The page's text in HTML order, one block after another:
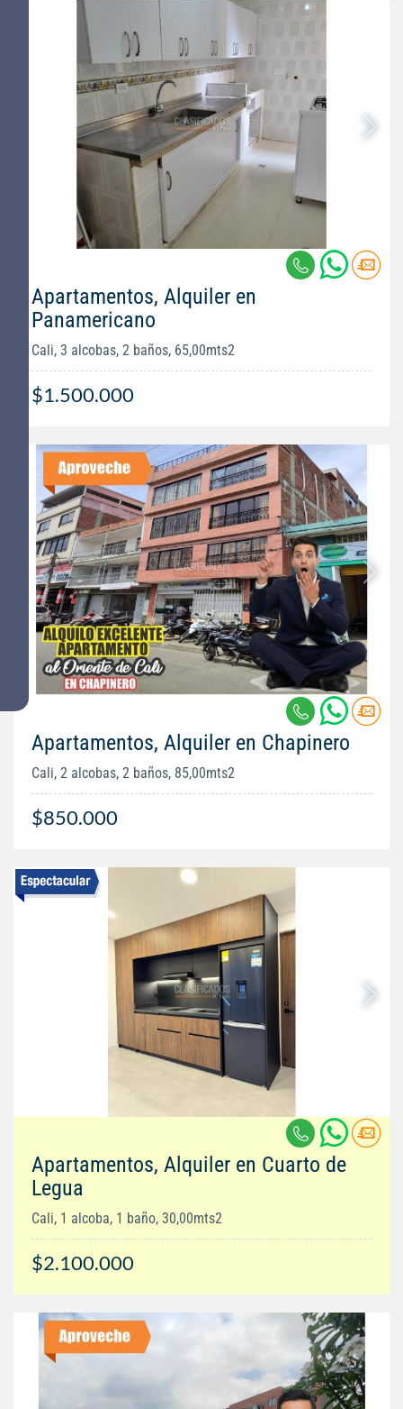
Apartamentos, Alquiler en
Panamericano
Cali, 3 alcobas, 2 baños, 65,00mts2
$1.500.000
Apartamentos, Alquiler en Chapinero
Cali, 2 alcobas, 2 baños, 85,00mts2
$850.000
Apartamentos, Alquiler en Cuarto de
Legua
Cali, 1 alcoba, 1 baño, 30,00mts2
$2.100.000